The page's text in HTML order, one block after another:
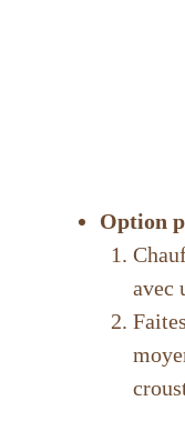
Option
avec